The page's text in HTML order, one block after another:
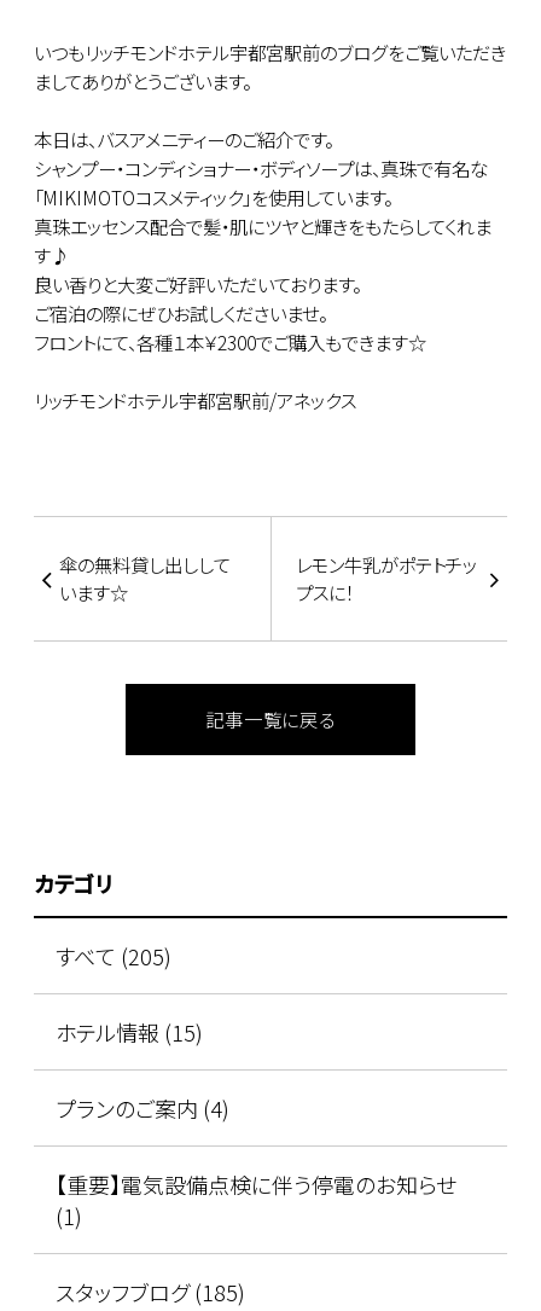
いつもリッチモンドホテル宇都宮駅前のブログをご覧いただき
ましてありがとうございます。
本日は、バスアメニティーのご紹介です。
シャンプー・コンディショナー・ボディソープは、真珠で有名な
「MIKIMOTOコスメティック」を使用しています。
真珠エッセンス配合で髪・肌にツヤと輝きをもたらしてくれま
す♪
良い香りと大変ご好評いただいております。
ご宿泊の際にぜひお試しくださいませ。
フロントにて、各種１本￥2300でご購入もできます☆
リッチモンドホテル宇都宮駅前/アネックス
傘の無料貸し出しして
います☆
レモン牛乳がポテトチッ
プスに！
記事一覧に戻る
カテゴリ
すべて (205)
ホテル情報 (15)
プランのご案内 (4)
【重要】電気設備点検に伴う停電のお知らせ
(1)
スタッフブログ (185)